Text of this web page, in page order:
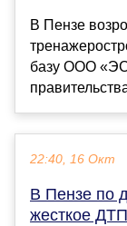
В Пензе
базу ООО
22:40, 16 Окт
В Пензе по
жесткое ДТП